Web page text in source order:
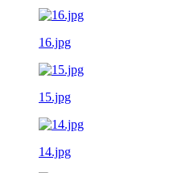
16.jpg
15.jpg
14.jpg